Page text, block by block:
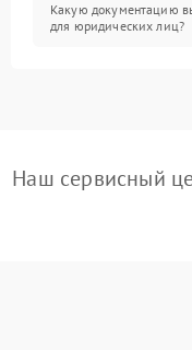
Какую документацию
для юридических лиц?
Наш сервисный